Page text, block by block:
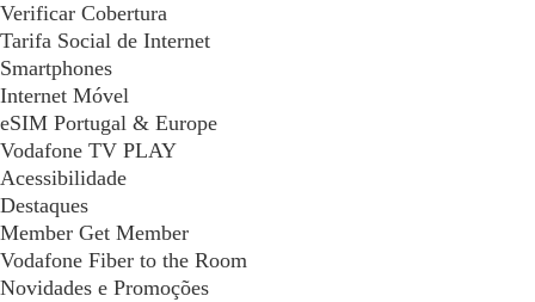
Verificar Cobertura
Tarifa Social de Internet
Smartphones
Internet Móvel
eSIM Portugal & Europe
Vodafone TV PLAY
Acessibilidade
Destaques
Member Get Member
Vodafone Fiber to the Room
Novidades e Promoções